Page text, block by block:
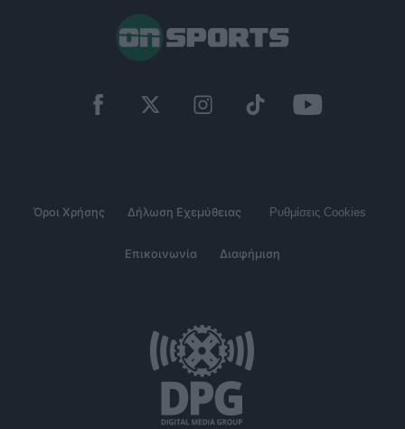
Όροι Χρήσης Δήλωση Εχεμύθειας Ρυθμίσεις Cookies
Επικοινωνία Διαφήμιση